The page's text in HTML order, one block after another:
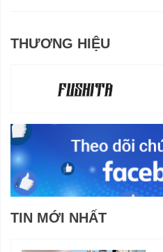
THƯƠNG HIỆU
TIN MỚI NHẤT